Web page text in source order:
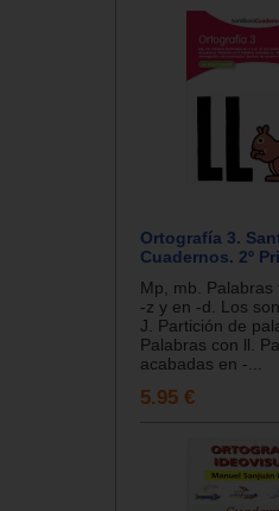
Ortografía 3.
Cuadernos. 2º
Mp, mb.
-z y en -d. Los
J. Partición de
Palabras con ll.
acabadas en -...
5.95 €